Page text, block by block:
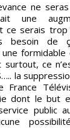
ne
une
ce serais trop
besoin de
formidable
surtout, ce
la
France
dont le but
public